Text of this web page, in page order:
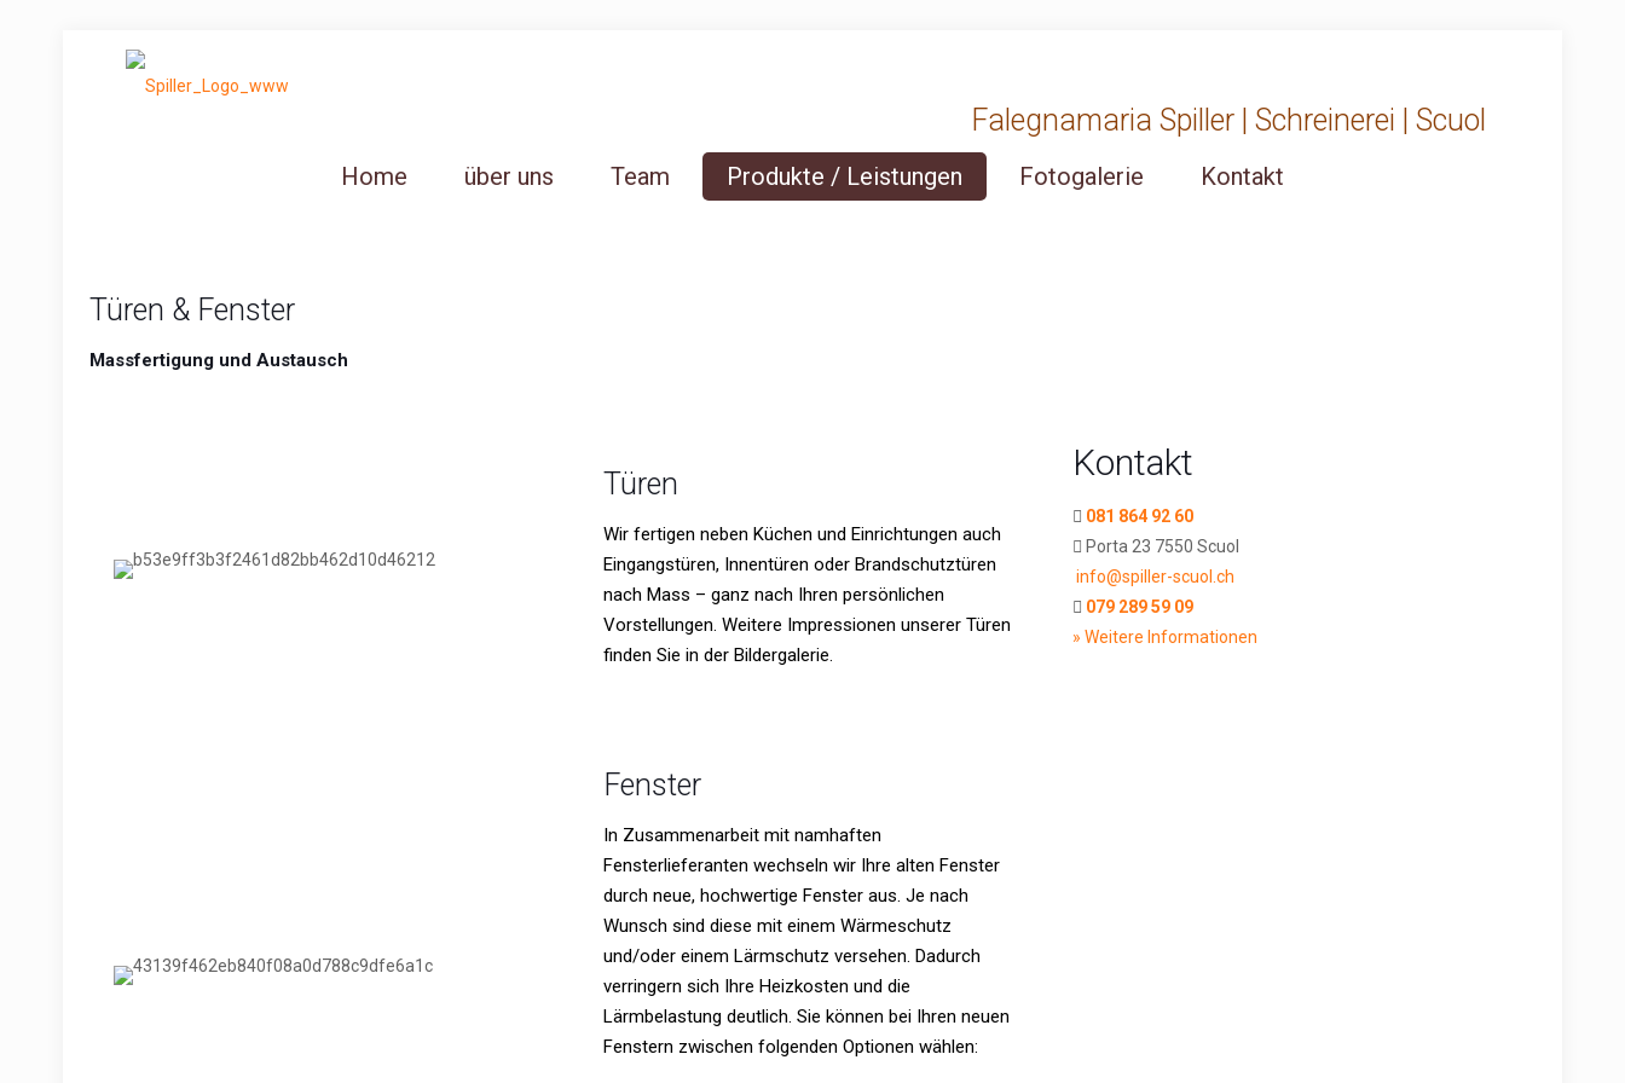
Home über uns Team Produkte / Leistungen Fotogalerie Kontakt
Falegnamaria Spiller | Schreinerei | Scuol
Türen & Fenster
Massfertigung und Austausch
Türen
Wir fertigen neben Küchen und Einrichtungen auch
Eingangstüren, Innentüren oder Brandschutztüren
nach Mass – ganz nach Ihren persönlichen
Vorstellungen. Weitere Impressionen unserer Türen
finden Sie in der Bildergalerie.
Fenster
In Zusammenarbeit mit namhaften
Fensterlieferanten wechseln wir Ihre alten Fenster
durch neue, hochwertige Fenster aus. Je nach
Wunsch sind diese mit einem Wärmeschutz
und/oder einem Lärmschutz versehen. Dadurch
verringern sich Ihre Heizkosten und die
Lärmbelastung deutlich. Sie können bei Ihren neuen
Fenstern zwischen folgenden Optionen wählen:
Kontakt
081 864 92 60
Porta 23 7550 Scuol
info@spiller-scuol.ch
079 289 59 09
» Weitere Informationen